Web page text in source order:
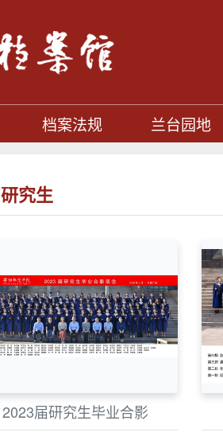
档案法规 兰台园地
研究生
2023届研究生毕业合影